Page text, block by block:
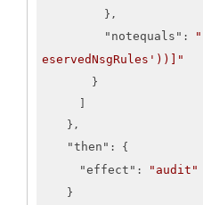
"notequals" :
eservedNsgRules'))]"
"then" : {
"effect" : "audit"